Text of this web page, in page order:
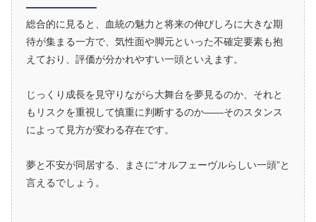
総合的に見ると、血統の魅力と将来の伸びしろに大きな期
待が集まる一方で、気性面や脚元といった不確定要素も抱
えており、評価が分かれやすい一頭といえます。
じっくり成長を見守りながら大舞台を夢見るのか、それと
もリスクを重視して慎重に判断するのか――そのスタンス
によって見方が変わる存在です。
夢と不安が同居する、まさに“オルフェーヴルらしい一頭”と
言えるでしょう。